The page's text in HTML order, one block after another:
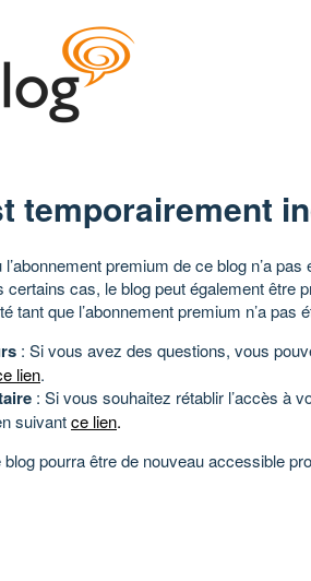
temporairement
premium de ce blog n’a
certains cas, le blog peut également être
tant que l’abonnement premium n’a pas
: Si vous avez des questions, vous
lien.
: Si vous souhaitez rétablir l’accès à
suivantce lien.
pourra être de nouveau accessible